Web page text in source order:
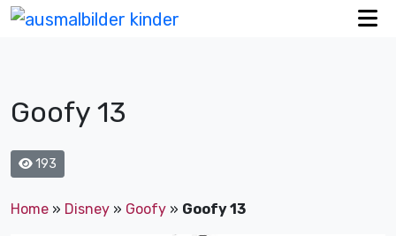
Goofy 13
193
Home » Disney » Goofy » Goofy 13